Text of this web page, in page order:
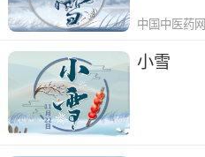
中国中医药网
小雪